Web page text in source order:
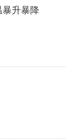
升暴降